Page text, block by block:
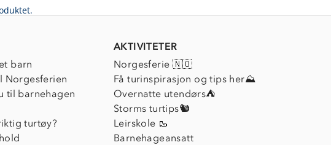
barn
Norgesferien
til barnehagen
turtøy?
AKTIVITETER
Norgesferie 🇳🇴
Få turinspirasjon og tips her⛰
Overnatte utendørs⛺
Storms turtips🐿️
Leirskole 🥾
Barnehageansatt